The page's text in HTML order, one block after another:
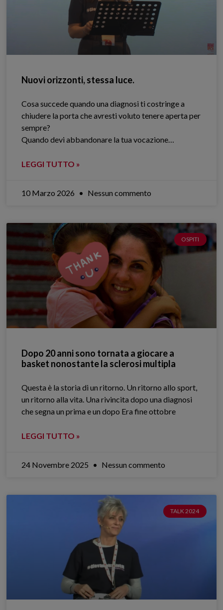
Nuovi orizzonti, stessa luce.
Cosa succede quando una diagnosi ti costringe a
chiudere la porta che avresti voluto tenere aperta per
sempre?
Quando devi abbandonare la tua vocazione…
LEGGI TUTTO »
10 Marzo 2026 Nessun commento
OSPITI
Dopo 20 anni sono tornata a giocare a
basket nonostante la sclerosi multipla
Questa è la storia di un ritorno. Un ritorno allo sport,
un ritorno alla vita. Una rivincita dopo una diagnosi
che segna un prima e un dopo Era fine ottobre
LEGGI TUTTO »
24 Novembre 2025 Nessun commento
TALK 2024